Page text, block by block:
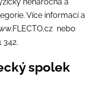
Více informací a
nebo
spolek